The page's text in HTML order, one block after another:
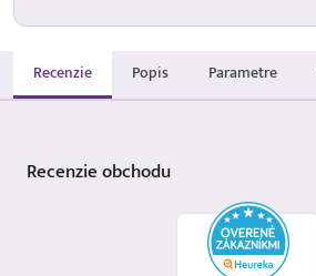
Recenzie Popis Parametre
Recenzieobchodu